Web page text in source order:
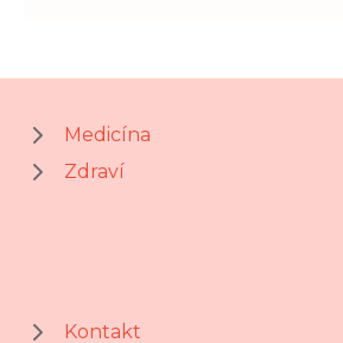
Medicína
Zdraví
Kontakt